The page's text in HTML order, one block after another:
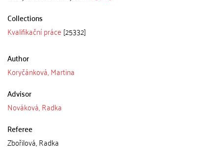
Collections
Kvalifikační práce [25332]
Author
Koryčánková, Martina
Advisor
Nováková, Radka
Referee
Zbořilová, Radka